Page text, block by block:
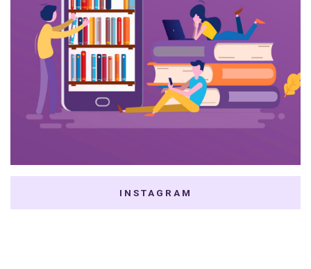
INSTAGRAM